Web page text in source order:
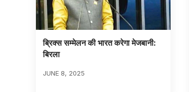
ब्रिक्स सम्मेलन की भारत करेगा मेजबानी:
बिरला
JUNE 8, 2025